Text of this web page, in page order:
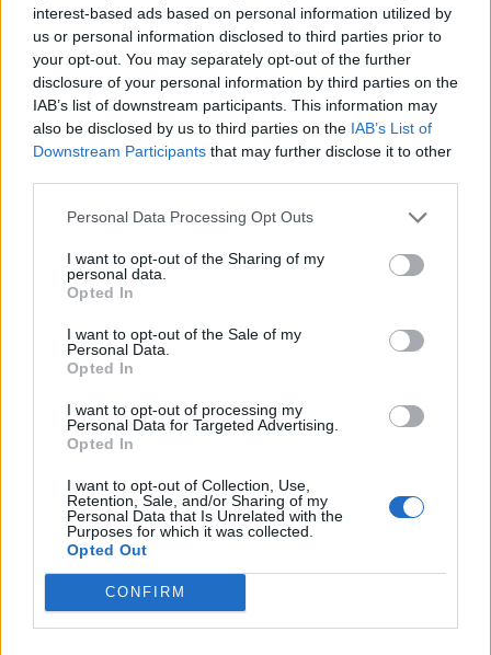
interest-based ads based on personal information utilized by
us or personal information disclosed to third parties prior to
your opt-out. You may separately opt-out of the further
disclosure of your personal information by third parties on the
IAB’s list of downstream participants. This information may
also be disclosed by us to third parties on the IAB’s List of
Downstream Participants that may further disclose it to other
Personal Data Processing Opt Outs
I want to opt-out of the Sharing of my
personal data.
Opted In
I want to opt-out of the Sale of my
Personal Data.
Opted In
I want to opt-out of processing my
Personal Data for Targeted Advertising.
Opted In
I want to opt-out of Collection, Use,
Retention, Sale, and/or Sharing of my
Personal Data that Is Unrelated with the
Purposes for which it was collected.
Opted Out
CONFIRM
Ισχυρές επιδόσεις για τη Cenergy
Holdings με σημαντική αύξηση
πωλήσεων και κερδοφορίας στο
πρώτο εξάμηνο του 2026
05/08/26 18:27
προσαρμοσμένο EBITDA στα
17:58
ΗΛΕΚΤΩΡ - THALIS προχωρά ο
MOTOR OIL
Η BIOKOSMOS ανακαίνισε και
παρέδωσε στην τοπική κοινωνία
το γήπεδο μπάσκετ στον
05/08/26|14:50
Η Κρήτη στηρίζει τη γυναικεία